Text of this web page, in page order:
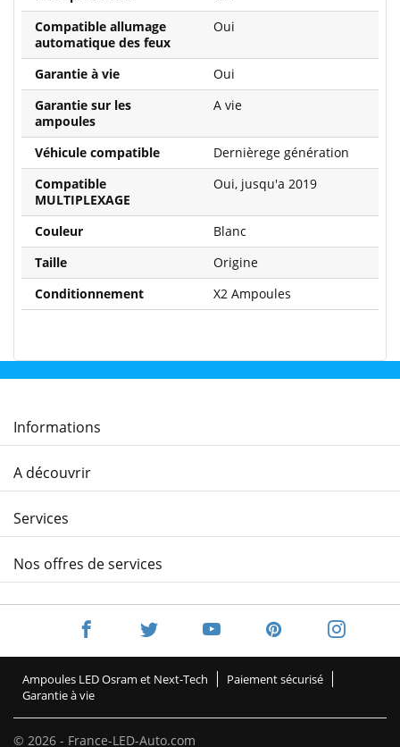
Compatible allumage
automatique des feux
Oui
Garantie à vie
Oui
Garantie sur les
ampoules
A vie
Véhicule compatible
Dernièrege génération
Compatible
MULTIPLEXAGE
Oui, jusqu'a 2019
Couleur
Blanc
Taille
Origine
Conditionnement
X2 Ampoules
Informations
A découvrir
Services
Nos offres de services
© 2026 - France-LED-Auto.com
Ampoules LED Osram et Next-Tech
Paiement sécurisé
Garantie à vie